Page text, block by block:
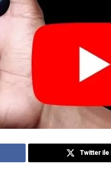
Twitter ile